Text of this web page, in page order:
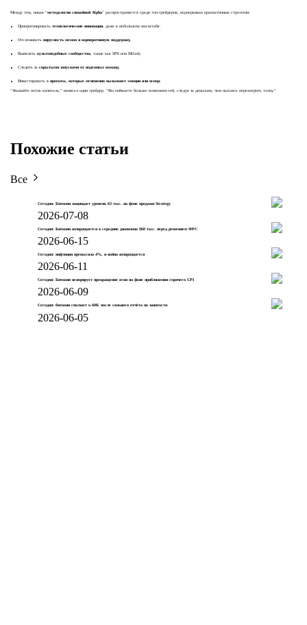
Между тем, новая “методология спокойной Alpha” распространяется среди топ-трейдеров, подчеркивая прагматичные стратегии:
Приоритизировать технологические инновации, даже в небольшом масштабе.
Отслеживать вирусность мемов и корпоративную поддержку.
Выявлять культоподобные сообщества, такие как SPX или Milady.
Следить за скрытыми запусками от надежных команд.
Инвестировать в проекты, которые мгновенно вызывают эмоции или юмор.
“Уважайте поток капитала,” написал один трейдер. “Вы поймаете больше возможностей, следуя за деньгами, чем пытаясь перехитрить толпу.”
Похожие статьи
Все
Сегодня: Биткоин защищает уровень 63 тыс. на фоне продажи Strategy
2026-07-08
Сегодня: Биткоин возвращается к середине диапазона $60 тыс. перед решением ФРС
2026-06-15
Сегодня: инфляция превысила 4%, и война возвращается
2026-06-11
Сегодня: Биткоин игнорирует прекращение огня на фоне приближения горячего CPI
2026-06-09
Сегодня: биткоин сползает к 60K после сильного отчёта по занятости
2026-06-05